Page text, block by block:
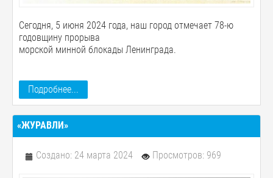
Сегодня, 5 июня 2024 года, наш город отмечает 78-ю
годовщину прорыва
морской минной блокады Ленинграда.
Подробнее...
«ЖУРАВЛИ»
Создано: 24 марта 2024 Просмотров: 969